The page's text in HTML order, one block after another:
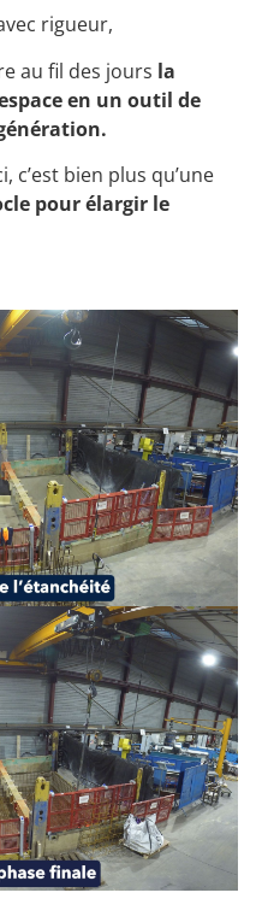
rigueur,
au fil des jours la
en un outil de
c’est bien plus qu’une
pour élargir le